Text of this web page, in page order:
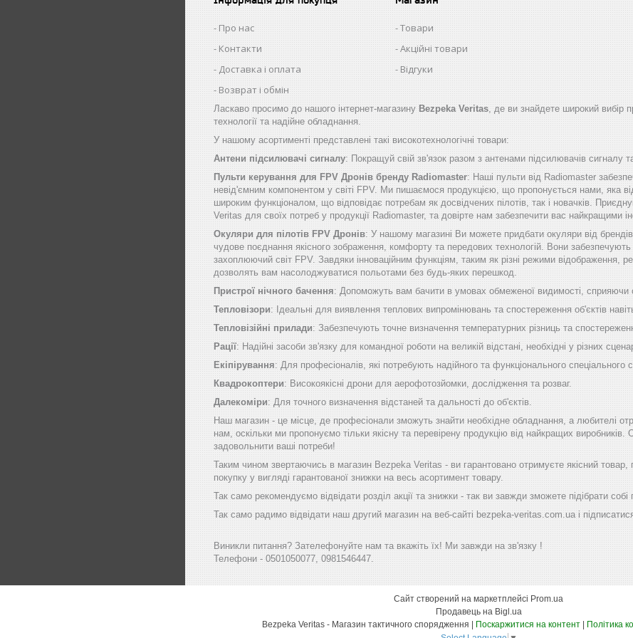
Про нас
Контакти
Доставка і оплата
Возврат і обмін
Товари
Акційні товари
Відгуки
Ласкаво просимо до нашого інтернет-магазину Bezpeka Veritas, де ви знайдете широкий вибір
технології та надійне обладнання.
У нашому асортименті представлені такі високотехнологічні товари:
Антени підсилювачі сигналу: Покращуй свій зв'язок разом з антенами підсилювачів сигналу
Пульти керування для FPV Дронів бренду Radiomaster: Наші пульти від Radiomaster
невід'ємним компонентом у світі FPV. Ми пишаємося продукцією, що пропонується нами, яка
широким функціоналом, що відповідає потребам як досвідчених пілотів, так і новачків.
Veritas для своїх потреб у продукції Radiomaster, та довірте нам забезпечити вас найкращими
Окуляри для пілотів FPV Дронів: У нашому магазині Ви можете придбати окуляри від
чудове поєднання якісного зображення, комфорту та передових технологій. Вони
захоплюючий світ FPV. Завдяки інноваційним функціям, таким як різні режими відображення,
дозволять вам насолоджуватися польотами без будь-яких перешкод.
Пристрої нічного бачення: Допоможуть вам бачити в умовах обмеженої видимості, сприяючи
Тепловізори: Ідеальні для виявлення теплових випромінювань та спостереження об'єктів
Тепловізійні прилади: Забезпечують точне визначення температурних різниць та
Рації: Надійні засоби зв'язку для командної роботи на великій відстані, необхідні у різних
Екіпірування: Для професіоналів, які потребують надійного та функціонального спеціального
Квадрокоптери: Високоякісні дрони для аерофотозйомки, дослідження та розваг.
Далекоміри: Для точного визначення відстаней та дальності до об'єктів.
Наш магазин - це місце, де професіонали зможуть знайти необхідне обладнання, а любителі
нам, оскільки ми пропонуємо тільки якісну та перевірену продукцію від найкращих
задовольнити ваші потреби!
Таким чином звертаючись в магазин Bezpeka Veritas - ви гарантовано отримуєте якісний
покупку у вигляді гарантованої знижки на весь асортимент товару.
Так само рекомендуємо відвідати розділ акції та знижки - так ви завжди зможете підібрати
Так само радимо відвідати наш другий магазин на веб-сайті bezpeka-veritas.com.ua і
Виникли питання? Зателефонуйте нам та вкажіть їх! Ми завжди на зв'язку !
Телефони - 0501050077, 0981546447.
Сайт створений на маркетплейсі Prom.ua
Продавець на Bigl.ua
Поскаржитися на контент
Політика